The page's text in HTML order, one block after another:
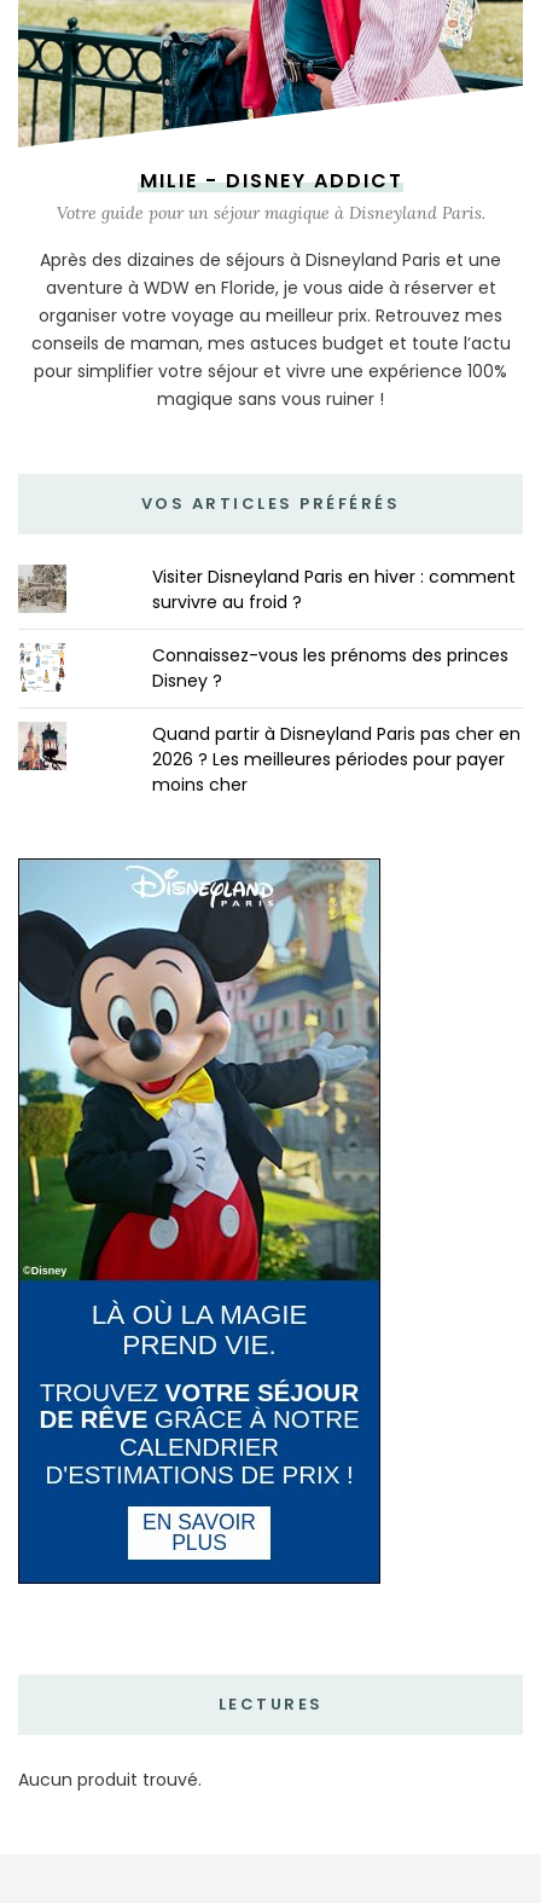
MILIE - DISNEY ADDICT
Votre guide pour un séjour magique à Disneyland Paris.
Après des dizaines de séjours à Disneyland Paris et une
aventure à WDW en Floride, je vous aide à réserver et
organiser votre voyage au meilleur prix. Retrouvez mes
conseils de maman, mes astuces budget et toute l’actu
pour simplifier votre séjour et vivre une expérience 100%
magique sans vous ruiner !
VOS ARTICLES PRÉFÉRÉS
Visiter Disneyland Paris en hiver : comment
survivre au froid ?
Connaissez-vous les prénoms des princes
Disney ?
Quand partir à Disneyland Paris pas cher en
2026 ? Les meilleures périodes pour payer
moins cher
LECTURES
Aucun produit trouvé.